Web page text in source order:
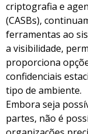
criptografia e
(CASBs),
ferramentas ao
a visibilidade,
proporciona
confidenciais
tipo de ambiente.
Embora seja
partes, não é